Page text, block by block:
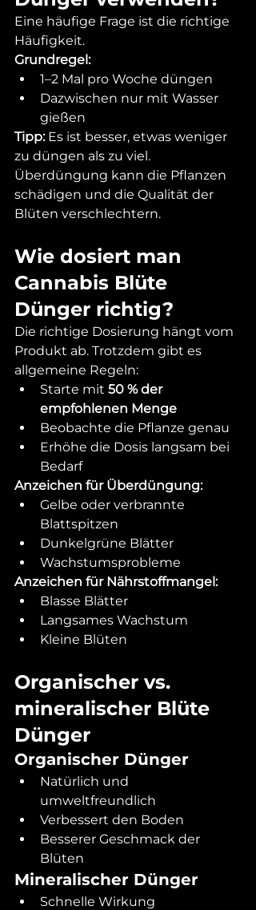
Eine häufige Frage ist die richtige
Häufigkeit.
Grundregel:
1–2 Mal pro Woche düngen
Dazwischen nur mit Wasser
gießen
Tipp: Es ist besser, etwas weniger
zu düngen als zu viel.
Überdüngung kann die Pflanzen
schädigen und die Qualität der
Blüten verschlechtern.
Wie dosiert man
Cannabis Blüte
Dünger richtig?
Die richtige Dosierung hängt vom
Produkt ab. Trotzdem gibt es
allgemeine Regeln:
Starte mit 50 % der
empfohlenen Menge
Beobachte die Pflanze genau
Erhöhe die Dosis langsam bei
Bedarf
Anzeichen für Überdüngung:
Gelbe oder verbrannte
Blattspitzen
Dunkelgrüne Blätter
Wachstumsprobleme
Anzeichen für Nährstoffmangel:
Blasse Blätter
Langsames Wachstum
Kleine Blüten
Organischer vs.
mineralischer Blüte
Dünger
Organischer Dünger
Natürlich und
umweltfreundlich
Verbessert den Boden
Besserer Geschmack der
Blüten
Mineralischer Dünger
Schnelle Wirkung